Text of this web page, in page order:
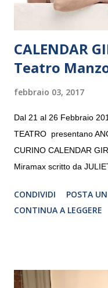
CALENDAR
Teatro
febbraio 03, 2017
Dal 21 al 26 Febbraio
TEATRO presentano
CURINO CALENDAR
Miramax scritto da
CRISTINA PEZZOLI
CONDIVIDI
POSTA
CONTINUA A LEGGERE